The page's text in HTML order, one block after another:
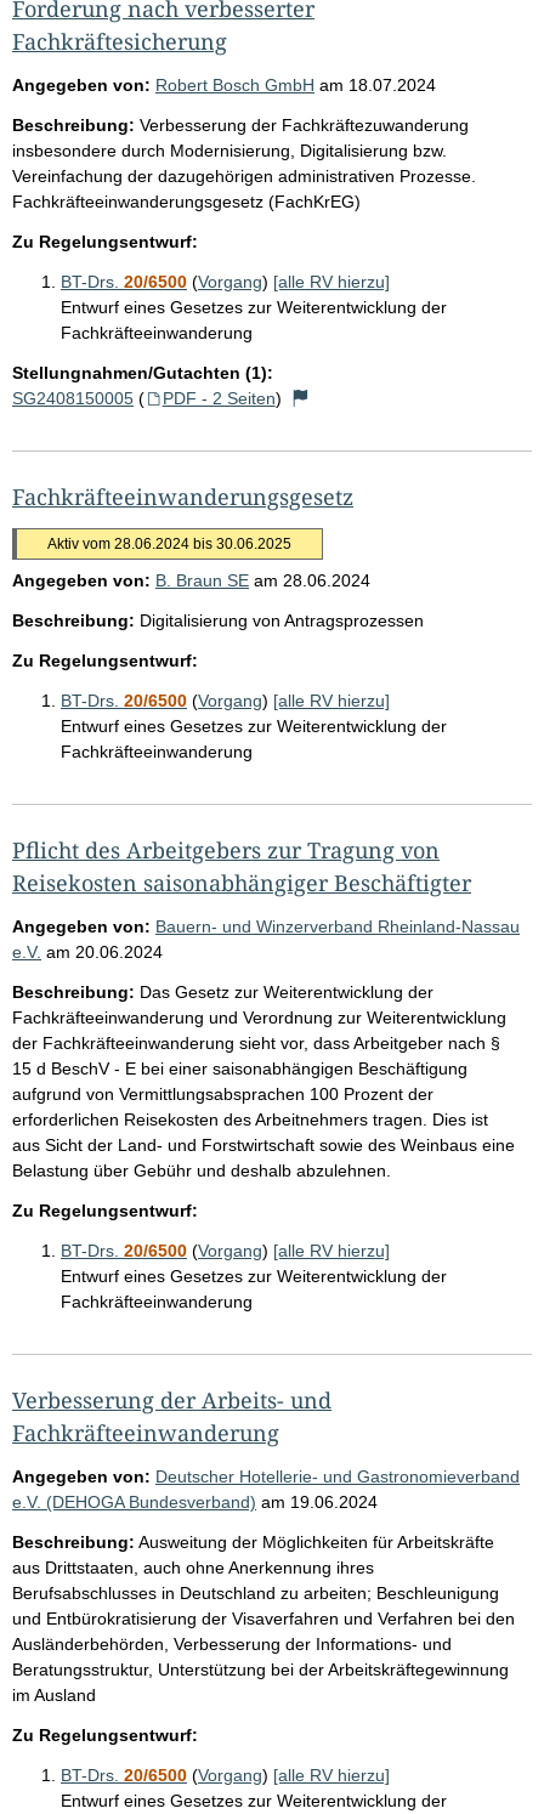
Forderung nach verbesserter
Fachkräftesicherung
Angegeben von: Robert Bosch GmbH am 18.07.2024
Beschreibung: Verbesserung der Fachkräftezuwanderung
insbesondere durch Modernisierung, Digitalisierung bzw.
Vereinfachung der dazugehörigen administrativen Prozesse.
Fachkräfteeinwanderungsgesetz (FachKrEG)
Zu Regelungsentwurf:
BT-Drs. 20/6500 (Vorgang) [alle RV hierzu]
Entwurf eines Gesetzes zur Weiterentwicklung der
Fachkräfteeinwanderung
Stellungnahmen/Gutachten (1):
SG2408150005 ( PDF - 2 Seiten)
Fachkräfteeinwanderungsgesetz
Aktiv vom 28.06.2024 bis 30.06.2025
Angegeben von: B. Braun SE am 28.06.2024
Beschreibung: Digitalisierung von Antragsprozessen
Zu Regelungsentwurf:
BT-Drs. 20/6500 (Vorgang) [alle RV hierzu]
Entwurf eines Gesetzes zur Weiterentwicklung der
Fachkräfteeinwanderung
Pflicht des Arbeitgebers zur Tragung von
Reisekosten saisonabhängiger Beschäftigter
Angegeben von: Bauern- und Winzerverband Rheinland-Nassau
e.V. am 20.06.2024
Beschreibung: Das Gesetz zur Weiterentwicklung der
Fachkräfteeinwanderung und Verordnung zur Weiterentwicklung
der Fachkräfteeinwanderung sieht vor, dass Arbeitgeber nach §
15 d BeschV - E bei einer saisonabhängigen Beschäftigung
aufgrund von Vermittlungsabsprachen 100 Prozent der
erforderlichen Reisekosten des Arbeitnehmers tragen. Dies ist
aus Sicht der Land- und Forstwirtschaft sowie des Weinbaus eine
Belastung über Gebühr und deshalb abzulehnen.
Zu Regelungsentwurf:
BT-Drs. 20/6500 (Vorgang) [alle RV hierzu]
Entwurf eines Gesetzes zur Weiterentwicklung der
Fachkräfteeinwanderung
Verbesserung der Arbeits- und
Fachkräfteeinwanderung
Angegeben von: Deutscher Hotellerie- und Gastronomieverband
e.V. (DEHOGA Bundesverband) am 19.06.2024
Beschreibung: Ausweitung der Möglichkeiten für Arbeitskräfte
aus Drittstaaten, auch ohne Anerkennung ihres
Berufsabschlusses in Deutschland zu arbeiten; Beschleunigung
und Entbürokratisierung der Visaverfahren und Verfahren bei den
Ausländerbehörden, Verbesserung der Informations- und
Beratungsstruktur, Unterstützung bei der Arbeitskräftegewinnung
im Ausland
Zu Regelungsentwurf:
BT-Drs. 20/6500 (Vorgang) [alle RV hierzu]
Entwurf eines Gesetzes zur Weiterentwicklung der